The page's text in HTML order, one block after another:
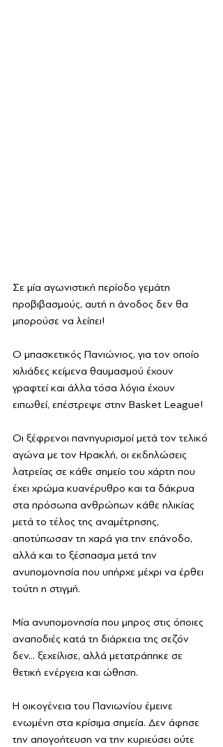
Σε μία αγωνιστική περίοδο γεμάτη
προβιβασμούς, αυτή η άνοδος δεν θα
μπορούσε να λείπει!
Ο μπασκετικός Πανιώνιος, για τον οποίο
χιλιάδες κείμενα θαυμασμού έχουν
γραφτεί και άλλα τόσα λόγια έχουν
ειπωθεί, επέστρεψε στην Basket League!
Οι ξέφρενοι πανηγυρισμοί μετά τον τελικό
αγώνα με τον Ηρακλή, οι εκδηλώσεις
λατρείας σε κάθε σημείο του χάρτη που
έχει χρώμα κυανέρυθρο και τα δάκρυα
στα πρόσωπα ανθρώπων κάθε ηλικίας
μετά το τέλος της αναμέτρησης,
αποτύπωσαν τη χαρά για την επάνοδο,
αλλά και το ξέσπασμα μετά την
ανυπομονησία που υπήρχε μέχρι να έρθει
τούτη η στιγμή.
Μία ανυπομονησία που μπρος στις όποιες
αναποδιές κατά τη διάρκεια της σεζόν
δεν... ξεχείλισε, αλλά μετατράπηκε σε
θετική ενέργεια και ώθηση.
Η οικογένεια του Πανιωνίου έμεινε
ενωμένη στα κρίσιμα σημεία. Δεν άφησε
την απογοήτευση να την κυριεύσει ούτε